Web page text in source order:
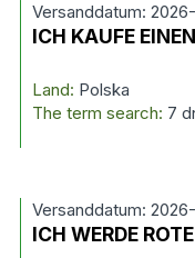
Versanddatum:
ICH KAUFE
Land: Polska
The term search: 7
Versanddatum:
ICH WERDE